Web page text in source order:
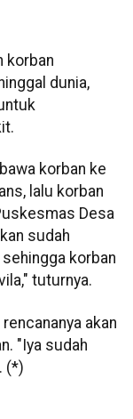
korban
dunia,
korban ke
lalu korban
Desa
sudah
korban
tuturnya.
akan
"Iya sudah
(*)